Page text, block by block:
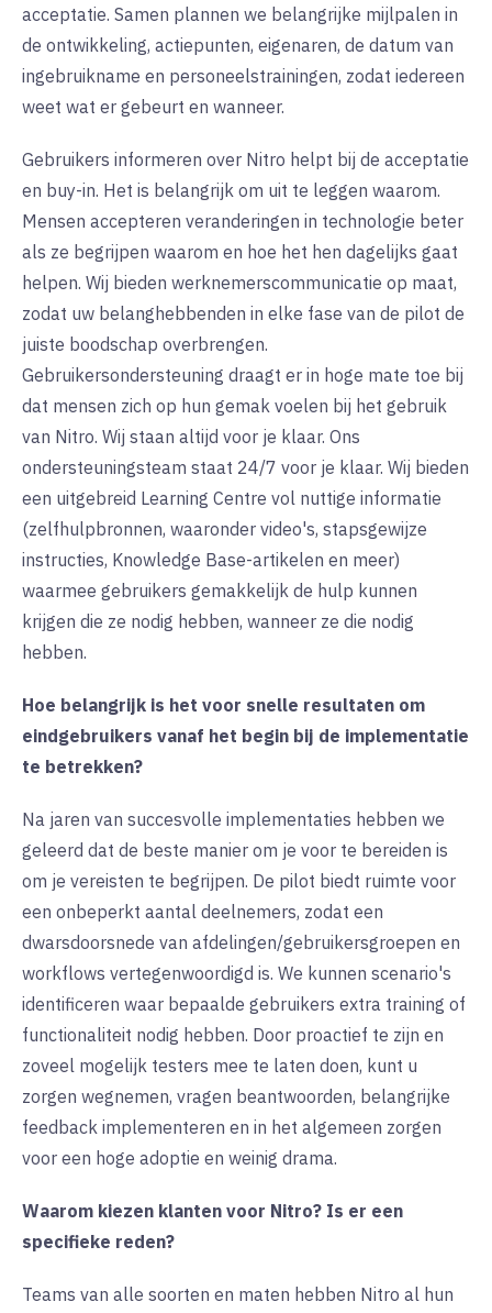
acceptatie. Samen plannen we belangrijke mijlpalen in
de ontwikkeling, actiepunten, eigenaren, de datum van
ingebruikname en personeelstrainingen, zodat iedereen
weet wat er gebeurt en wanneer.
Gebruikers informeren over Nitro helpt bij de acceptatie
en buy-in. Het is belangrijk om uit te leggen waarom.
Mensen accepteren veranderingen in technologie beter
als ze begrijpen waarom en hoe het hen dagelijks gaat
helpen. Wij bieden werknemerscommunicatie op maat,
zodat uw belanghebbenden in elke fase van de pilot de
juiste boodschap overbrengen.
Gebruikersondersteuning draagt er in hoge mate toe bij
dat mensen zich op hun gemak voelen bij het gebruik
van Nitro. Wij staan altijd voor je klaar. Ons
ondersteuningsteam staat 24/7 voor je klaar. Wij bieden
een uitgebreid Learning Centre vol nuttige informatie
(zelfhulpbronnen, waaronder video's, stapsgewijze
instructies, Knowledge Base-artikelen en meer)
waarmee gebruikers gemakkelijk de hulp kunnen
krijgen die ze nodig hebben, wanneer ze die nodig
hebben.
Hoe belangrijk is het voor snelle resultaten om
eindgebruikers vanaf het begin bij de implementatie
te betrekken?
Na jaren van succesvolle implementaties hebben we
geleerd dat de beste manier om je voor te bereiden is
om je vereisten te begrijpen. De pilot biedt ruimte voor
een onbeperkt aantal deelnemers, zodat een
dwarsdoorsnede van afdelingen/gebruikersgroepen en
workflows vertegenwoordigd is. We kunnen scenario's
identificeren waar bepaalde gebruikers extra training of
functionaliteit nodig hebben. Door proactief te zijn en
zoveel mogelijk testers mee te laten doen, kunt u
zorgen wegnemen, vragen beantwoorden, belangrijke
feedback implementeren en in het algemeen zorgen
voor een hoge adoptie en weinig drama.
Waarom kiezen klanten voor Nitro? Is er een
specifieke reden?
Teams van alle soorten en maten hebben Nitro al hun